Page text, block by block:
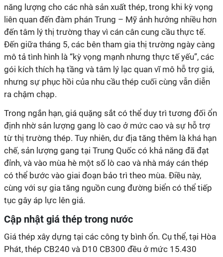
năng lượng cho các nhà sản xuất thép, trong khi kỳ vọng
liên quan đến đàm phán Trung – Mỹ ảnh hưởng nhiều hơn
đến tâm lý thị trường thay vì cán cân cung cầu thực tế.
Đến giữa tháng 5, các bên tham gia thị trường ngày càng
mô tả tình hình là “kỳ vọng mạnh nhưng thực tế yếu”, các
gói kích thích hạ tầng và tâm lý lạc quan vĩ mô hỗ trợ giá,
nhưng sự phục hồi của nhu cầu thép cuối cùng vẫn diễn
ra chậm chạp.
Trong ngắn hạn, giá quặng sắt có thể duy trì tương đối ổn
định nhờ sản lượng gang lò cao ở mức cao và sự hỗ trợ
từ thị trường thép. Tuy nhiên, dư địa tăng thêm là khá hạn
chế, sản lượng gang tại Trung Quốc có khả năng đã đạt
đỉnh, và vào mùa hè một số lò cao và nhà máy cán thép
có thể bước vào giai đoạn bảo trì theo mùa. Điều này,
cùng với sự gia tăng nguồn cung đường biển có thể tiếp
tục gây áp lực lên giá.
Cập nhật giá thép trong nước
Giá thép xây dựng tại các công ty bình ổn. Cụ thể, tại Hòa
Phát, thép CB240 và D10 CB300 đều ở mức 15.430